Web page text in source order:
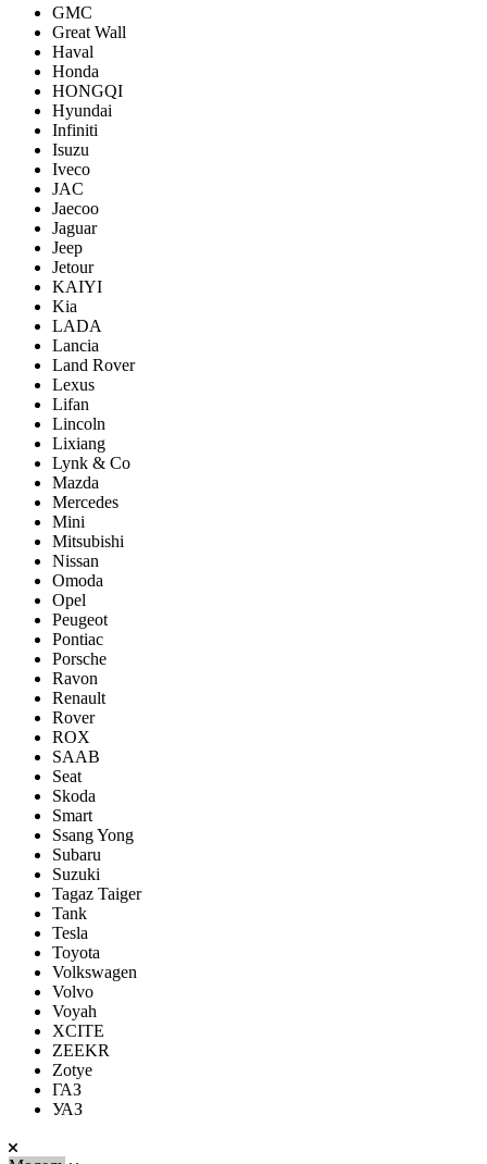
GMC
Great Wall
Haval
Honda
HONGQI
Hyundai
Infiniti
Isuzu
Iveco
JAC
Jaecoo
Jaguar
Jeep
Jetour
KAIYI
Kia
LADA
Lancia
Land Rover
Lexus
Lifan
Lincoln
Lixiang
Lynk & Co
Mazda
Mercedes
Mini
Mitsubishi
Nissan
Omoda
Opel
Peugeot
Pontiac
Porsсhe
Ravon
Renault
Rover
ROX
SAAB
Seat
Skoda
Smart
Ssang Yong
Subaru
Suzuki
Tagaz Taiger
Tank
Tesla
Toyota
Volkswagen
Volvo
Voyah
XCITE
ZEEKR
Zotye
ГАЗ
УАЗ